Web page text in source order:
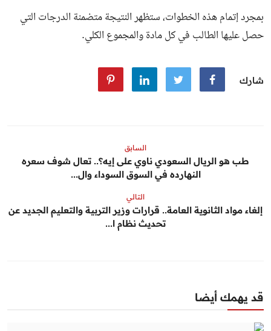
بمجرد إتمام هذه الخطوات، ستظهر النتيجة متضمنة الدرجات التي
حصل عليها الطالب في كل مادة والمجموع الكلي.
شارك
السابق
طب هو الريال السعودي ناوي على إيه؟.. تعال شوف سعره
النهارده في السوق السوداء وال...
التالي
إلغاء مواد الثانوية العامة.. قرارات وزير التربية والتعليم الجديد عن
تحديث نظام ا...
قد يهمك أيضا